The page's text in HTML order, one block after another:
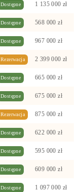
Dostępne 1 135 000 zł
Dostępne 568 000 zł
Dostępne 967 000 zł
Rezerwacja 2 399 000 zł
Dostępne 665 000 zł
Dostępne 675 000 zł
Rezerwacja 875 000 zł
Dostępne 622 000 zł
Dostępne 595 000 zł
Dostępne 609 000 zł
Dostępne 1 097 000 zł